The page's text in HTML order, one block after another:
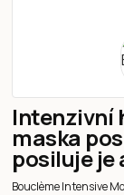
Intenzivní
maska
posiluje je
Bouclème Intensive